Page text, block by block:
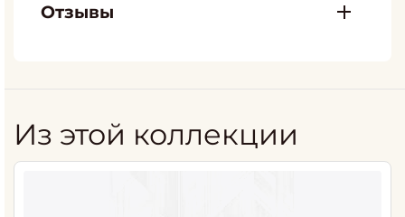
Отзывы
Из этой коллекции